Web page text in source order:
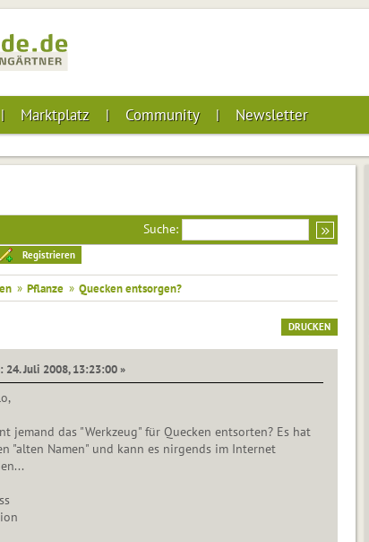
Marktplatz Community Newsletter
Suche:
Registrieren
» Pflanze » Quecken entsorgen?
DRUCKEN
24. Juli 2008, 13:23:00 »
jemand das "Werkzeug" für Quecken entsorten? Es hat
"alten Namen" und kann es nirgends im Internet